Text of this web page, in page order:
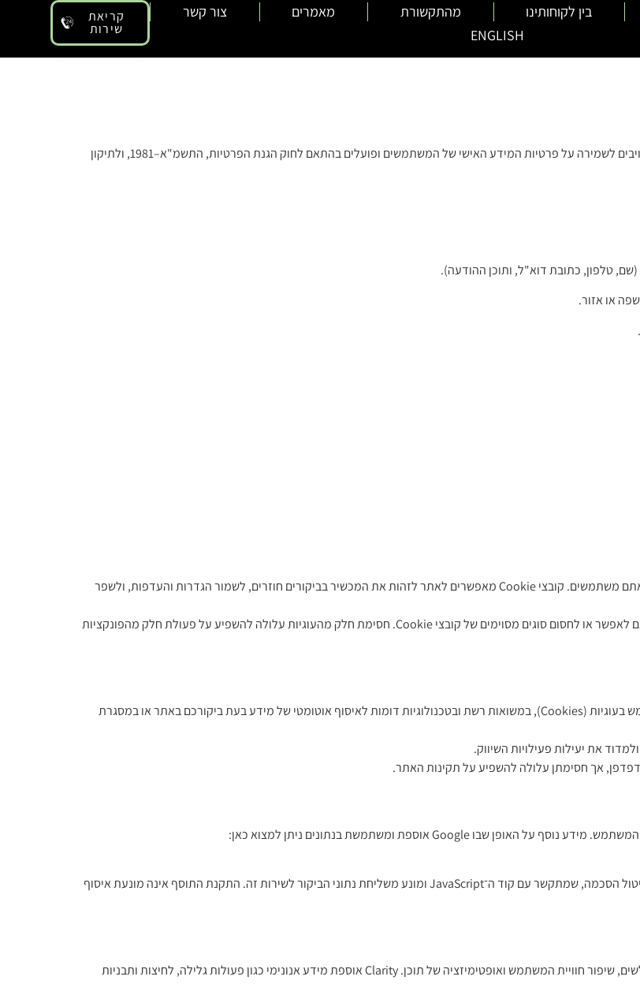
בין לקוחותינו מהתקשורת מאמרים
צור קשר
ENGLISH
קריאת
שירות
ברוכים הבאים לאתר קורן מבנים ומערכות בע"מ (להלן: "האתר"). אנו מחויבים לשמירה על פרטיות המידע האישי של המשתמשים ופועלים בהתאם לחוק הגנת הפרטיות, התשמ"א–1981, ולתיקון
טלפון, כתובת דוא"ל, ותוכן ההודעה).
בעת ביקורכם באתר, ייתכן שיוצבו קובצי Cookie במחשב או במכשיר שבו אתם משתמשים. קובצי Cookie מאפשרים לאתר לזהות את המכשיר בביקורים חוזרים, לשמור הגדרות והעדפות, ולשפר
המשתמשים יכולים לנהל את הגדרות ה־Cookie בדפדפן שלהם, ולבחור אם לאפשר או לחסום סוגים מסוימים של קובצי Cookie. חסימת חלק מהעוגיות עלולה להשפיע על פעולת חלק מהפונקציות
במקרים מסוימים, האתר וספקי השירותים הפועלים מטעמו עשויים להשתמש בעוגיות (Cookies), במשואות רשת ובטכנולוגיות דומות לאיסוף אוטומטי של מידע בעת ביקורכם באתר או במסגרת
את יעילות פעילויות השיווק.
אך חסימתן עלולה להשפיע על תקינות האתר.
ניתן למנוע מ־Google Analytics לאסוף מידע באמצעות תוסף דפדפן לביטול הסכמה, שמתקשר עם קוד ה־JavaScript ומונע משליחת נתוני הביקור לשירות זה. התקנת התוסף אינה מונעת איסוף
האתר עושה שימוש בשירות Microsoft Clarity לצורך ניתוח התנהגות הגולשים, שיפור חוויית המשתמש ואופטימיזציה של תוכן. Clarity אוספת מידע אנונימי כגון פעולות גלילה, לחיצות ותבניות